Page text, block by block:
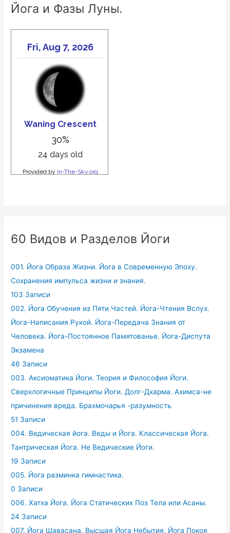
Йога и Фазы Луны.
60 Видов и Разделов Йоги
001. Йога Образа Жизни. Йога в Современную Эпоху.
Сохранения импульса жизни и знания.
103 Записи
002. Йога Обучения из Пяти Частей. Йога-Чтения Вслух.
Йога-Написания Рукой. Йога-Передача Знания от
Человека. Йога-Постоянное Памятованье. Йога-Диспута
Экзамена
46 Записи
003. Аксиоматика Йоги. Теория и Философия Йоги.
Сверхлогичные Принципы Йоги. Долг-Дхарма. Ахимса-не
причинения вреда. Брахмочарья -разумность
51 Записи
004. Ведическая йога. Веды и Йога. Классическая Йога.
Тантрическая Йога. Не Ведические Йоги.
19 Записи
005. Йога разминка гимнастика.
0 Записи
006. Хатха Йога. Йога Статических Поз Тела или Асаны.
24 Записи
007. Йога Шавасана. Высшая Йога Небытия. Йога Покоя